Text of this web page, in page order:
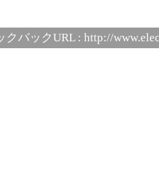
クバックURL : http://